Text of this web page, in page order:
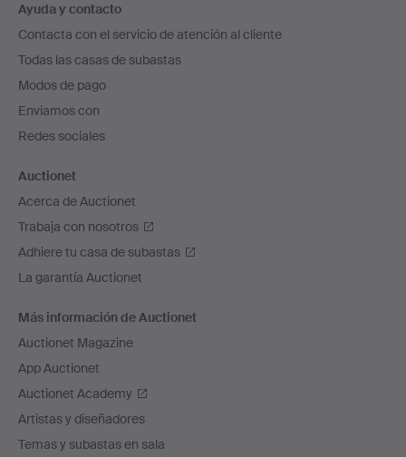
en
el
pie
de
página
Ayuda y contacto
Contacta con el servicio de atención al cliente
Todas las casas de subastas
Modos de pago
Enviamos con
Redes sociales
Auctionet
Acerca de Auctionet
Trabaja con nosotros
Adhiere tu casa de subastas
La garantía Auctionet
Más información de Auctionet
Auctionet Magazine
App Auctionet
Auctionet Academy
Artistas y diseñadores
Temas y subastas en sala